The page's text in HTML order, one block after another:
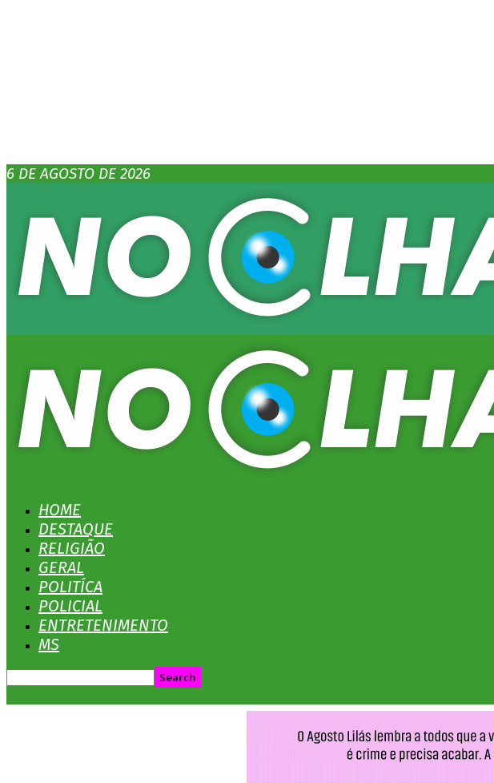
6 DE AGOSTO DE 2026
HOME
DESTAQUE
RELIGIÃO
GERAL
POLITÍCA
POLICIAL
ENTRETENIMENTO
MS